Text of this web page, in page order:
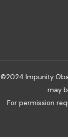
©2024 Impunity
may
For permission